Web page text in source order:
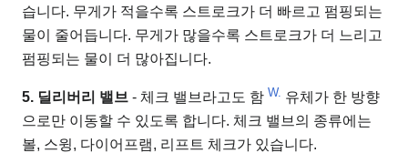
습니다. 무게가 적을수록 스트로크가 더 빠르고 펌핑되는
물이 줄어듭니다. 무게가 많을수록 스트로크가 더 느리고
펌핑되는 물이 더 많아집니다.
5. 딜리버리 밸브 - 체크 밸브라고도 함 W. 유체가 한 방향
으로만 이동할 수 있도록 합니다. 체크 밸브의 종류에는
볼, 스윙, 다이어프램, 리프트 체크가 있습니다.